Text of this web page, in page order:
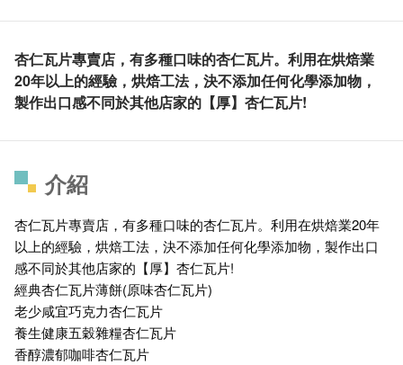
杏仁瓦片專賣店，有多種口味的杏仁瓦片。利用在烘焙業
20年以上的經驗，烘焙工法，決不添加任何化學添加物，
製作出口感不同於其他店家的【厚】杏仁瓦片!
介紹
杏仁瓦片專賣店，有多種口味的杏仁瓦片。利用在烘焙業20年
以上的經驗，烘焙工法，決不添加任何化學添加物，製作出口
感不同於其他店家的【厚】杏仁瓦片!
經典杏仁瓦片薄餅(原味杏仁瓦片)
老少咸宜巧克力杏仁瓦片
養生健康五穀雜糧杏仁瓦片
香醇濃郁咖啡杏仁瓦片